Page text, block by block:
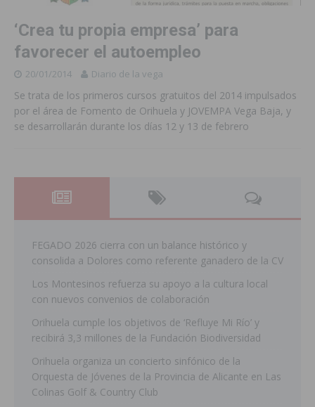
‘Crea tu propia empresa’ para
favorecer el autoempleo
20/01/2014 Diario de la vega
Se trata de los primeros cursos gratuitos del 2014 impulsados
por el área de Fomento de Orihuela y JOVEMPA Vega Baja, y
se desarrollarán durante los días 12 y 13 de febrero
FEGADO 2026 cierra con un balance histórico y
consolida a Dolores como referente ganadero de la CV
Los Montesinos refuerza su apoyo a la cultura local
con nuevos convenios de colaboración
Orihuela cumple los objetivos de ‘Refluye Mi Río’ y
recibirá 3,3 millones de la Fundación Biodiversidad
Orihuela organiza un concierto sinfónico de la
Orquesta de Jóvenes de la Provincia de Alicante en Las
Colinas Golf & Country Club